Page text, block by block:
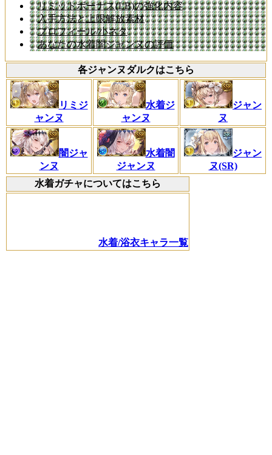
リミットボーナス(LB)の強化内容
入手方法と上限解放素材
プロフィール/小ネタ
あなたの水着闇ジャンヌの評価
各ジャンヌダルクはこちら
リミジ
ャンヌ
水着ジ
ャンヌ
ジャン
ヌ
闇ジャ
ンヌ
水着闇
ジャンヌ
ジャン
ヌ(SR)
水着ガチャについてはこちら
水着/浴衣キャラ一覧